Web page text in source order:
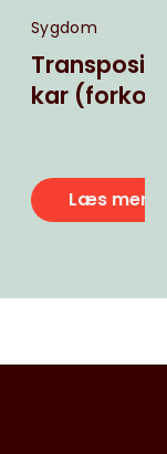
Sygdom
kar
Læs mere